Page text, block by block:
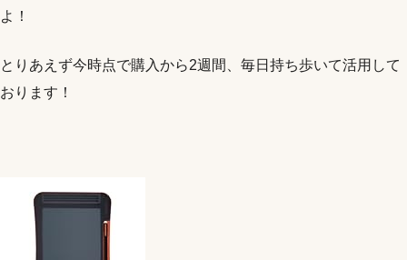
よ！
とりあえず今時点で購入から2週間、毎日持ち歩いて活用して
おります！